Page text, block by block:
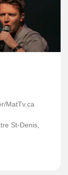
MatTv.ca
St-Denis,